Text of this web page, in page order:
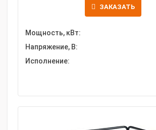
ЗАКАЗАТЬ
Мощность, кВт:
Напряжение, В:
Исполнение: